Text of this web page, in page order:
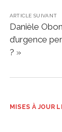
ARTICLE SUIVANT
Danièle
d’urgence
? »
MISES À JOUR